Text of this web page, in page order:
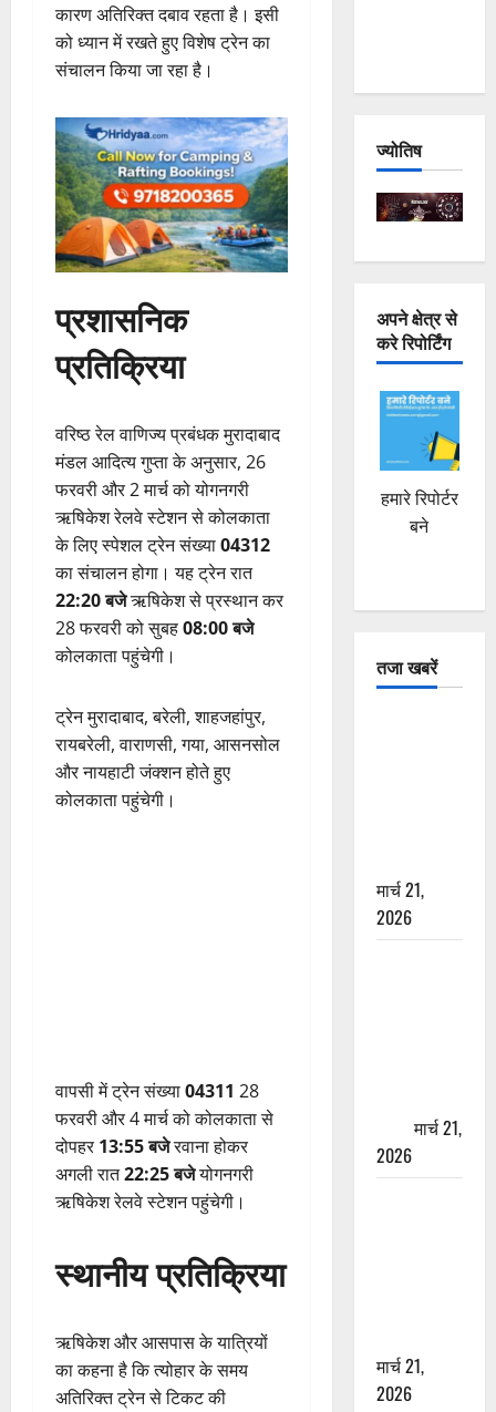
कारण अतिरिक्त दबाव रहता है। इसी
को ध्यान में रखते हुए विशेष ट्रेन का
संचालन किया जा रहा है।
प्रशासनिक
प्रतिक्रिया
वरिष्ठ रेल वाणिज्य प्रबंधक मुरादाबाद
मंडल आदित्य गुप्ता के अनुसार, 26
फरवरी और 2 मार्च को योगनगरी
ऋषिकेश रेलवे स्टेशन से कोलकाता
के लिए स्पेशल ट्रेन संख्या04312
का संचालन होगा। यह ट्रेन रात
22:20 बजेऋषिकेश से प्रस्थान कर
28 फरवरी को सुबह08:00 बजे
कोलकाता पहुंचेगी।
ट्रेन मुरादाबाद, बरेली, शाहजहांपुर,
रायबरेली, वाराणसी, गया, आसनसोल
और नायहाटी जंक्शन होते हुए
कोलकाता पहुंचेगी।
वापसी में ट्रेन संख्या04311 28
फरवरी और 4 मार्च को कोलकाता से
दोपहर 13:55 बजेरवाना होकर
अगली रात22:25 बजेयोगनगरी
ऋषिकेश रेलवे स्टेशन पहुंचेगी।
स्थानीय प्रतिक्रिया
ऋषिकेश और आसपास के यात्रियों
का कहना है कि त्योहार के समय
अतिरिक्त ट्रेन से टिकट की
ज्योतिष
अपने क्षेत्र से
करे रिपोर्टिंग
हमारे रिपोर्टर
बने
तजा खबरें
मार्च 21,
2026
मार्च 21,
2026
मार्च 21,
2026